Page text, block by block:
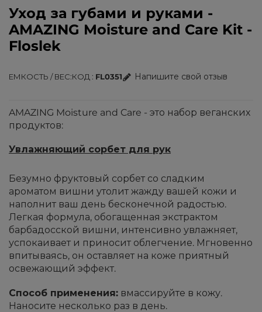
Уход за губами и руками -
AMAZING Moisture and Care Kit -
Floslek
ЕМКОСТЬ / ВЕС КОД FL0351 Напишите свой отзыв
AMAZING Moisture and Care - это набор веганских
продуктов:
Увлажняющий сорбет для рук
Безумно фруктовый сорбет со сладким
ароматом вишни утолит жажду вашей кожи и
наполнит ваш день бесконечной радостью.
Легкая формула, обогащенная экстрактом
барбадосской вишни, интенсивно увлажняет,
успокаивает и приносит облегчение. Мгновенно
впитываясь, он оставляет на коже приятный
освежающий эффект.
Способ применения: вмассируйте в кожу.
Наносите несколько раз в день.